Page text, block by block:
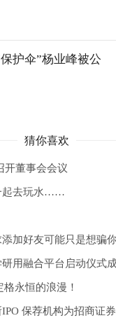
护伞”杨业峰被公
猜你喜欢
开董事会会议
起去玩水……
永恒的浪漫！
保荐机构为招商证券